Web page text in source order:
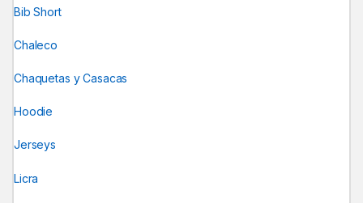
Bib Short
Chaleco
Chaquetas y Casacas
Hoodie
Jerseys
Licra